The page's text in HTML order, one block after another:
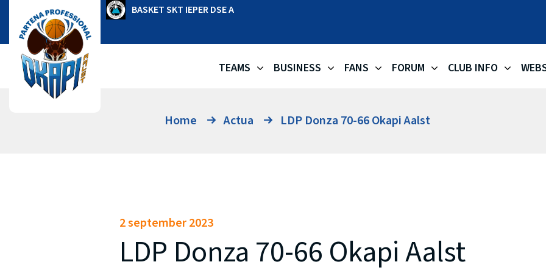
inhoud
OKAPI AALST BASKET SKT IEPER DSE A
TEAMS BUSINESS FANS FORUM CLUB INFO
Home Actua LDP Donza 70-66 Okapi Aalst
2 september 2023
LDP Donza 70-66 Okapi Aalst